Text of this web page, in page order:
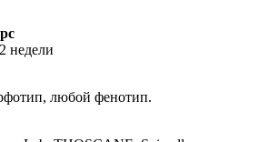
недели
любой фенотип.